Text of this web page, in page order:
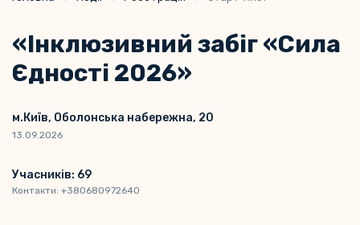
«Інклюзивний забіг «Сила
Єдності 2026»
м.Київ, Оболонська набережна, 20
13.09.2026
Учасників: 69
Контакти: +380680972640